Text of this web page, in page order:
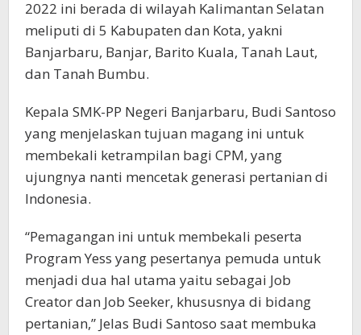
2022 ini berada di wilayah Kalimantan Selatan
meliputi di 5 Kabupaten dan Kota, yakni
Banjarbaru, Banjar, Barito Kuala, Tanah Laut,
dan Tanah Bumbu.
Kepala SMK-PP Negeri Banjarbaru, Budi Santoso
yang menjelaskan tujuan magang ini untuk
membekali ketrampilan bagi CPM, yang
ujungnya nanti mencetak generasi pertanian di
Indonesia.
“Pemagangan ini untuk membekali peserta
Program Yess yang pesertanya pemuda untuk
menjadi dua hal utama yaitu sebagai Job
Creator dan Job Seeker, khususnya di bidang
pertanian,” Jelas Budi Santoso saat membuka